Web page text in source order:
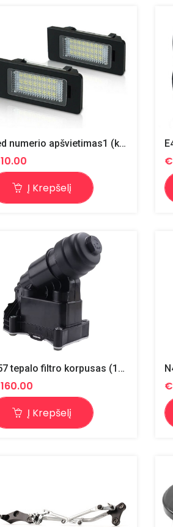
Led numerio apšvietimas1 (kompl.)
10.00
Į Krepšelį
€
N57 tepalo filtro korpusas (11427800066) pilnas, su aušintuvu
160.00
Į Krepšelį
€